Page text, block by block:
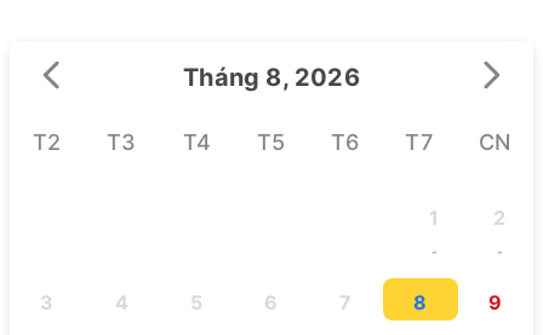
Tháng 8, 2026
T2 T3 T4 T5 T6 T7 CN
1
-
2
-
3 4 5 6 7 8 9